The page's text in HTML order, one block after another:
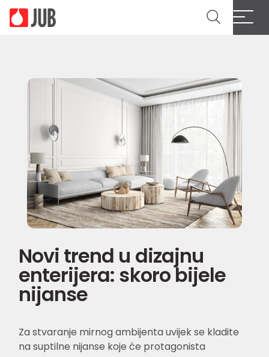
Novi trend u dizajnu
enterijera: skoro bijele
nijanse
Za stvaranje mirnog ambijenta uvijek se kladite
na suptilne nijanse koje će protagonista